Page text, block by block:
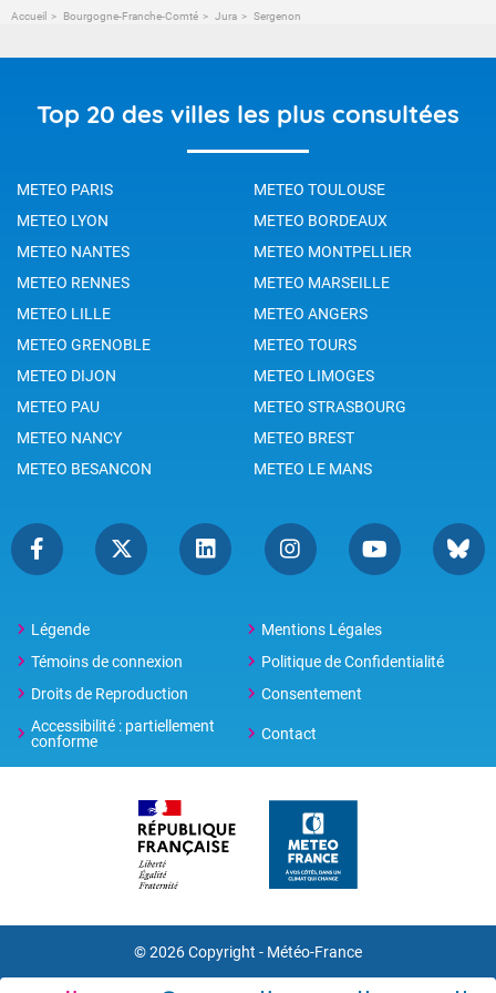
Accueil Bourgogne-Franche-Comté Jura Sergenon
Top 20 des villes les plus consultées
METEO PARIS
METEO TOULOUSE
METEO LYON
METEO BORDEAUX
METEO NANTES
METEO MONTPELLIER
METEO RENNES
METEO MARSEILLE
METEO LILLE
METEO ANGERS
METEO GRENOBLE
METEO TOURS
METEO DIJON
METEO LIMOGES
METEO PAU
METEO STRASBOURG
METEO NANCY
METEO BREST
METEO BESANCON
METEO LE MANS
Légende
Mentions Légales
Témoins de connexion
Politique de Confidentialité
Droits de Reproduction
Consentement
Accessibilité : partiellement
conforme
Contact
© 2026 Copyright - Météo-France